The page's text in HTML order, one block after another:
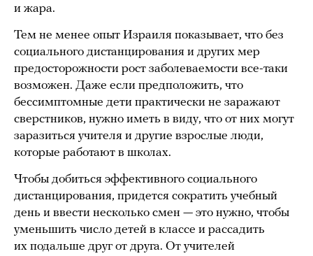
и жара.
Тем не менее опыт Израиля показывает, что без
социального дистанцирования и других мер
предосторожности рост заболеваемости все-таки
возможен. Даже если предположить, что
бессимптомные дети практически не заражают
сверстников, нужно иметь в виду, что от них могут
заразиться учителя и другие взрослые люди,
которые работают в школах.
Чтобы добиться эффективного социального
дистанцирования, придется сократить учебный
день и ввести несколько смен — это нужно, чтобы
уменьшить число детей в классе и рассадить
их подальше друг от друга. От учителей